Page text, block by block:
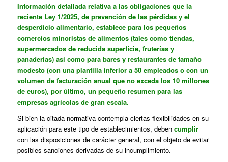
Información detallada relativa a las obligaciones que la
reciente Ley 1/2025, de prevención de las pérdidas y el
desperdicio alimentario, establece para los pequeños
comercios minoristas de alimentos (tales como tiendas,
supermercados de reducida superficie, fruterías y
panaderías) así como para bares y restaurantes de tamaño
modesto (con una plantilla inferior a 50 empleados o con un
volumen de facturación anual que no exceda los 10 millones
de euros), por último, un pequeño resumen para las
empresas agrícolas de gran escala.
Si bien la citada normativa contempla ciertas flexibilidades en su
aplicación para este tipo de establecimientos, deben cumplir
con las disposiciones de carácter general, con el objeto de evitar
posibles sanciones derivadas de su incumplimiento.